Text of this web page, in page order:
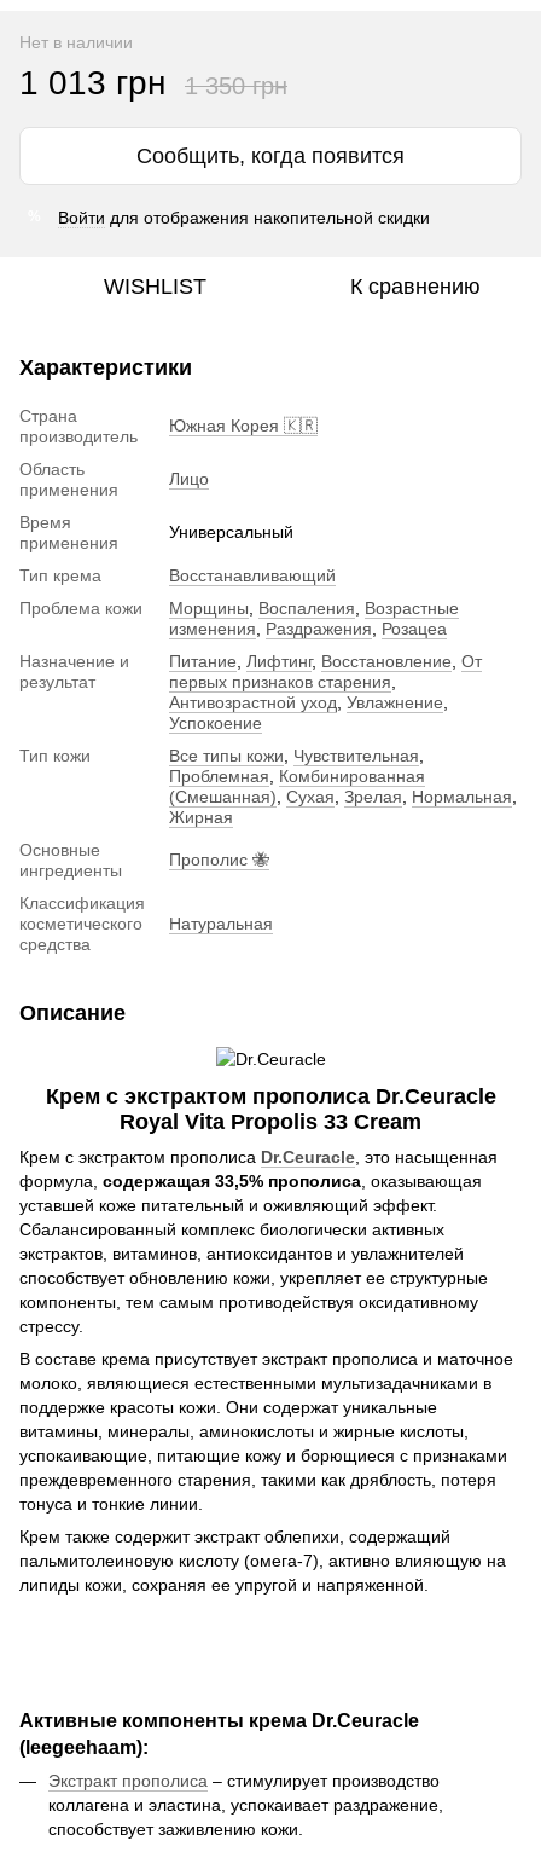
Нет в наличии
1 013 грн 1 350 грн
Сообщить, когда появится
Войти для отображения накопительной скидки
WISHLIST К сравнению
Характеристики
Страна
производитель
Южная Корея 🇰🇷
Область
применения
Лицо
Время
применения
Универсальный
Тип крема
Восстанавливающий
Проблема кожи
Морщины Воспаления
Возрастные
изменения
Раздражения
Розацеа
Назначение и
результат
Питание Лифтинг, Восстановление От
первых признаков старения
Антивозрастной уход Увлажнение
Успокоение
Тип кожи
Все типы кожи Чувствительная
Проблемная
Комбинированная
(Смешанная) Сухая Зрелая Нормальная
Жирная
Основные
ингредиенты
Прополис 🐝
Классификация
косметического
средства
Натуральная
Описание
Крем с экстрактом прополиса Dr.Ceuracle
Royal Vita Propolis 33 Cream
Крем с экстрактом прополиса Dr.Ceuracle, это насыщенная
формула, содержащая 33,5% прополиса, оказывающая
уставшей коже питательный и оживляющий эффект.
Сбалансированный комплекс биологически активных
экстрактов, витаминов, антиоксидантов и увлажнителей
способствует обновлению кожи, укрепляет ее структурные
компоненты, тем самым противодействуя оксидативному
стрессу.
В составе крема присутствует экстракт прополиса и маточное
молоко, являющиеся естественными мультизадачниками в
поддержке красоты кожи. Они содержат уникальные
витамины, минералы, аминокислоты и жирные кислоты,
успокаивающие, питающие кожу и борющиеся с признаками
преждевременного старения, такими как дряблость, потеря
тонуса и тонкие линии.
Крем также содержит экстракт облепихи, содержащий
пальмитолеиновую кислоту (омега-7), активно влияющую на
липиды кожи, сохраняя ее упругой и напряженной.
Активные компоненты крема Dr.Ceuracle
(leegeehaam):
Экстракт прополиса – стимулирует производство
коллагена и эластина, успокаивает раздражение,
способствует заживлению кожи.